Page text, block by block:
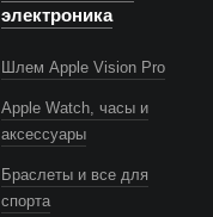
электроника
Шлем Apple Vision Pro
Apple Watch, часы и
аксессуары
Браслеты и все для
спорта